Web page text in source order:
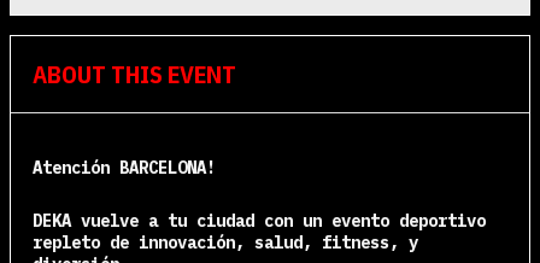
ABOUT THIS EVENT
Atención BARCELONA!
DEKA vuelve a tu ciudad con un evento deportivo
repleto de innovación, salud, fitness, y